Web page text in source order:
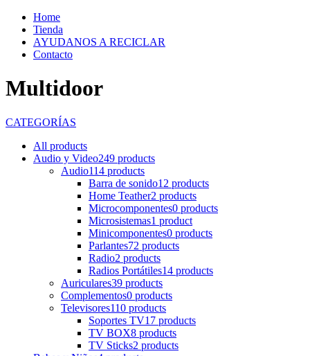
Home
Tienda
AYUDANOS A RECICLAR
Contacto
Multidoor
CATEGORÍAS
All products
Audio y Video249 products
Audio114 products
Barra de sonido12 products
Home Teather2 products
Microcomponentes0 products
Microsistemas1 product
Minicomponentes0 products
Parlantes72 products
Radio2 products
Radios Portátiles14 products
Auriculares39 products
Complementos0 products
Televisores110 products
Soportes TV17 products
TV BOX8 products
TV Sticks2 products